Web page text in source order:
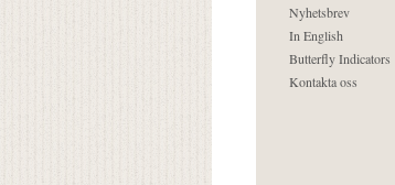
Nyhetsbrev
In English
Butterfly Indicators
Kontakta oss